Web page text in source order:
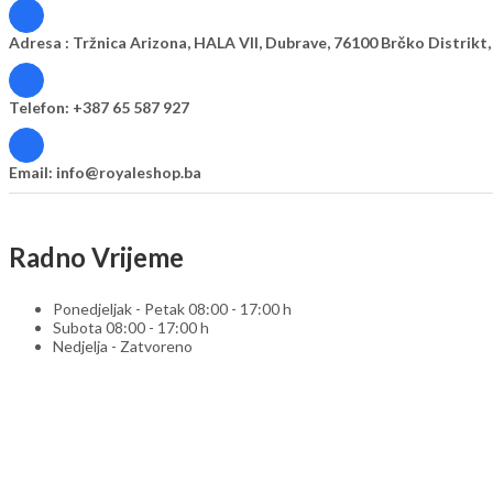
Adresa : Tržnica Arizona, HALA VII, Dubrave, 76100 Brčko
Telefon: +387 65 587 927
Email: info@royaleshop.ba
Radno Vrijeme
Ponedjeljak - Petak 08:00 - 17:00 h
Subota 08:00 - 17:00 h
Nedjelja - Zatvoreno